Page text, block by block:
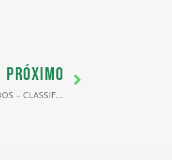
PRÓXIMO
REVISÃO DE BANCO DE DADOS – CLASSIFICAÇÃO FISCAL